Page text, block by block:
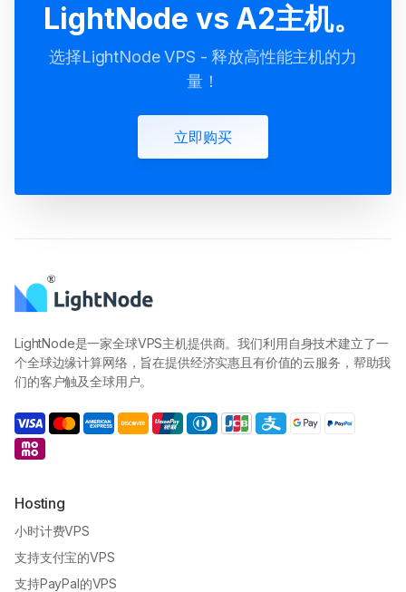
LightNode vs A2主机。
选择LightNode VPS - 释放高性能主机的力
量！
立即购买
LightNode是一家全球VPS主机提供商。我们利用自身技术建立了一
个全球边缘计算网络，旨在提供经济实惠且有价值的云服务，帮助我
们的客户触及全球用户。
Hosting
小时计费VPS
支持支付宝的VPS
支持PayPal的VPS